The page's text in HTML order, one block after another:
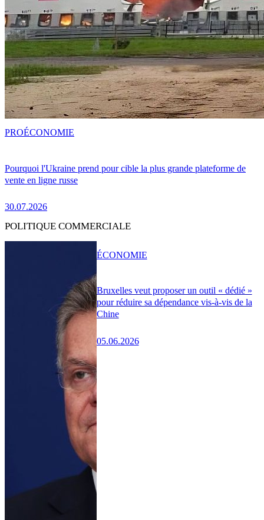
Pourquoi l'Ukraine prend pour cible la plus grande plateforme de
vente en ligne russe
30.07.2026
PROÉCONOMIE
POLITIQUE COMMERCIALE
Bruxelles veut proposer un outil « dédié »
pour réduire sa dépendance vis-à-vis de la
Chine
05.06.2026
ÉCONOMIE